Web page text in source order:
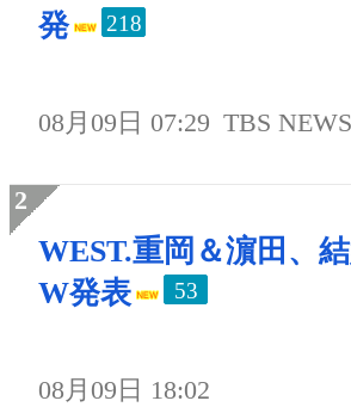
発
218
08月09日 07:29 TBS
WEST.重岡＆濵田、
W発表
53
08月09日 18:02